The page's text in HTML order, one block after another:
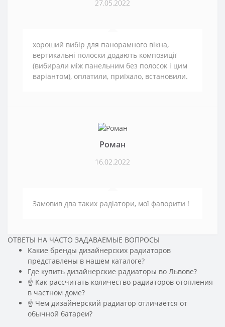
27.05.2022
хороший вибір для панорамного вікна,
вертикальні полоски додають композиції
(вибирали між панельним без полосок і цим
варіантом), оплатили, приїхало, встановили.
Роман
16.02.2022
Замовив два таких радіатори, мої фаворити !
ОТВЕТЫ НА ЧАСТО ЗАДАВАЕМЫЕ ВОПРОСЫ
Какие бренды дизайнерских радиаторов
представлены в нашем каталоге?
Где купить дизайнерские радиаторы во Львове?
☝ Как рассчитать количество радиаторов отопления
в частном доме?
☝ Чем дизайнерский радиатор отличается от
обычной батареи?